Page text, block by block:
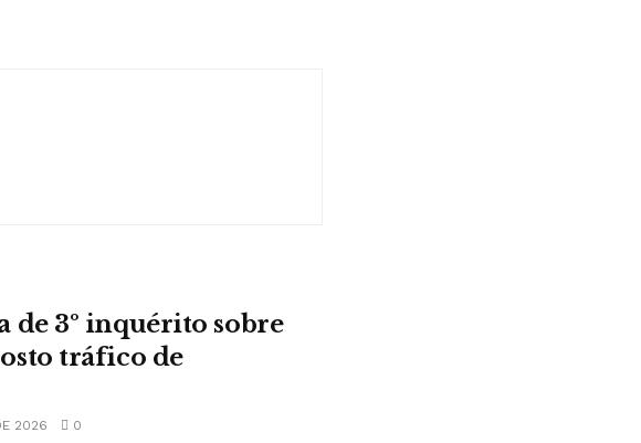
de 3º inquérito sobre
tráfico de
2026 0